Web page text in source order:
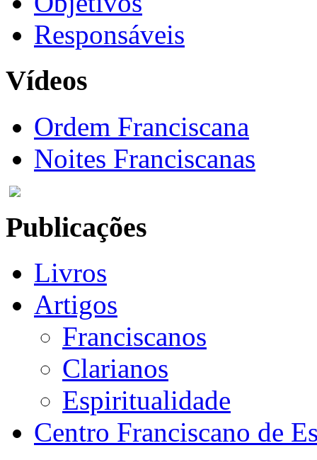
Responsáveis
Vídeos
Ordem Franciscana
Noites Franciscanas
Publicações
Livros
Artigos
Franciscanos
Clarianos
Espiritualidade
Centro Franciscano de